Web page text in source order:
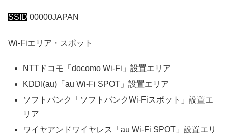
SSID 00000JAPAN
Wi-Fiエリア・スポット
NTTドコモ「docomo Wi-Fi」設置エリア
KDDI(au)「au Wi-Fi SPOT」設置エリア
ソフトバンク「ソフトバンクWi-Fiスポット」設置エ
リア
ワイヤアンドワイヤレス「au Wi-Fi SPOT」設置エリ